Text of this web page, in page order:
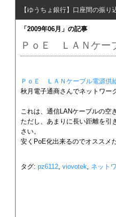
【ゆうちょ銀行】口座間の振り
「2009年06月」の記事
ＰｏＥ ＬＡＮケー
ＰｏＥ ＬＡＮケーブル電源供
秋月電子通商さんでネットワー
これは、通信LANケーブルの空
ただし、あまりに長い距離を引
さい。
安くPoE化出来るのでオススメ
タグ: pz6112, viovotek, ネット